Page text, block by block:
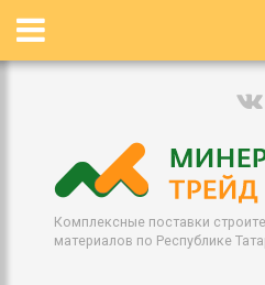
Комплексные поставки
материалов по Республике